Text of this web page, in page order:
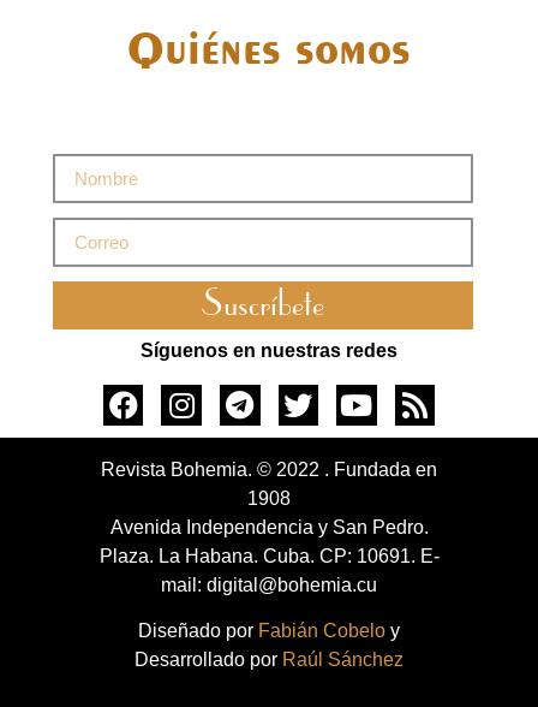
Quiénes somos
Suscríbete
Síguenos en nuestras redes
Revista Bohemia. © 2022 . Fundada en
1908
Avenida Independencia y San Pedro.
Plaza. La Habana. Cuba. CP: 10691. E-
mail: digital@bohemia.cu
Diseñado por Fabián Cobelo y
Desarrollado por Raúl Sánchez